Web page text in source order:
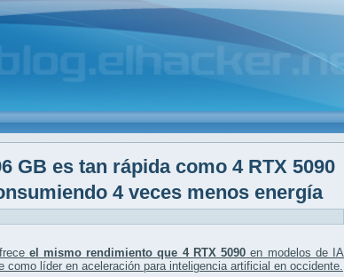
GB es tan rápida como 4 RTX 5090
4 veces menos energía
el mismo rendimiento que 4 RTX 5090 en modelos de IA
como líder en aceleración para inteligencia artificial en occidente.